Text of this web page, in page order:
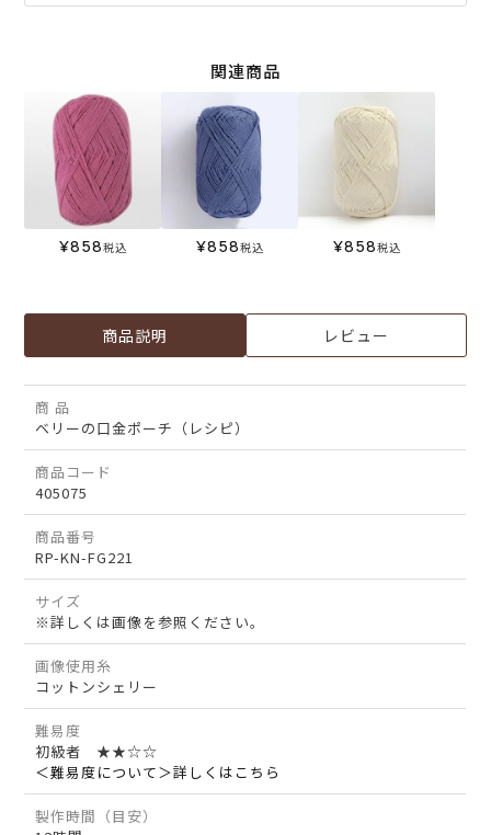
関連商品
¥858税込 ¥858税込 ¥858税込
商品説明 レビュー
商 品
ベリーの口金ポーチ（レシピ）
商品コード
405075
商品番号
RP-KN-FG221
サイズ
※詳しくは画像を参照ください。
画像使用糸
コットンシェリー
難易度
初級者 ★★☆☆
＜難易度について＞詳しくはこちら
製作時間（目安）